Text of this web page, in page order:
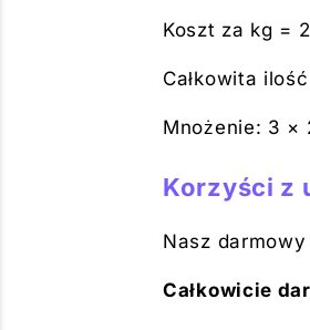
Koszt za kg =
Całkowita
Mnożenie: 3 ×
Korzyści z
Nasz
Całkowicie